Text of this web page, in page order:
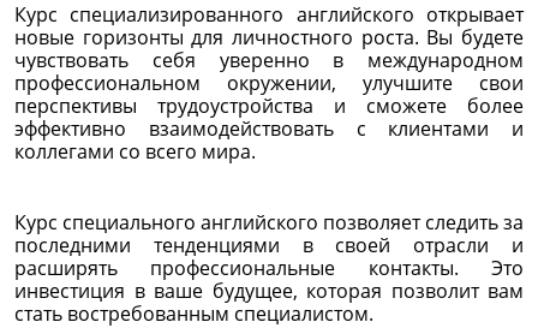
Курс специализированного английского открывает
новые горизонты для личностного роста. Вы будете
чувствовать себя уверенно в международном
профессиональном окружении, улучшите свои
перспективы трудоустройства и сможете более
эффективно взаимодействовать с клиентами и
коллегами со всего мира.
Курс специального английского позволяет следить за
последними тенденциями в своей отрасли и
расширять профессиональные контакты. Это
инвестиция в ваше будущее, которая позволит вам
стать востребованным специалистом.